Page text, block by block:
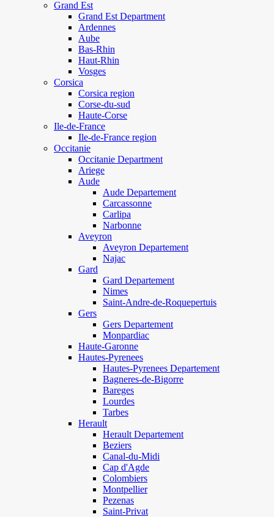
Grand Est
Grand Est Department
Ardennes
Aube
Bas-Rhin
Haut-Rhin
Vosges
Corsica
Corsica region
Corse-du-sud
Haute-Corse
Ile-de-France
Ile-de-France region
Occitanie
Occitanie Department
Ariege
Aude
Aude Departement
Carcassonne
Carlipa
Narbonne
Aveyron
Aveyron Departement
Najac
Gard
Gard Departement
Nimes
Saint-Andre-de-Roquepertuis
Gers
Gers Departement
Monpardiac
Haute-Garonne
Hautes-Pyrenees
Hautes-Pyrenees Departement
Bagneres-de-Bigorre
Bareges
Lourdes
Tarbes
Herault
Herault Departement
Beziers
Canal-du-Midi
Cap d'Agde
Colombiers
Montpellier
Pezenas
Saint-Privat